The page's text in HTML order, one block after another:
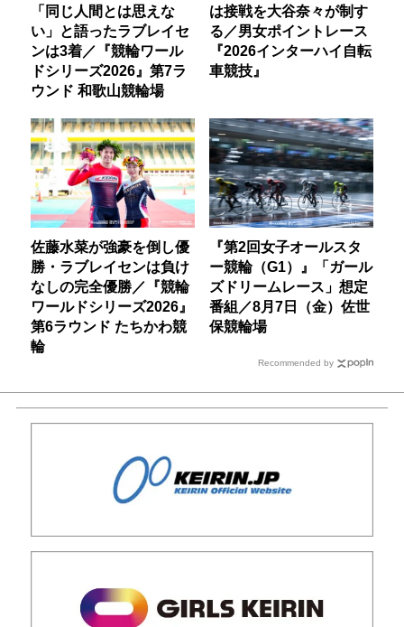
「同じ人間とは思えな
い」と語ったラブレイセ
ンは3着／『競輪ワール
ドシリーズ2026』第7ラ
ウンド 和歌山競輪場
は接戦を大谷奈々が制す
る／男女ポイントレース
『2026インターハイ自転
車競技』
佐藤水菜が強豪を倒し優
勝・ラブレイセンは負け
なしの完全優勝／『競輪
ワールドシリーズ2026』
第6ラウンド たちかわ競
輪
『第2回女子オールスタ
ー競輪（G1）』「ガール
ズドリームレース」想定
番組／8月7日（金）佐世
保競輪場
Recommended by